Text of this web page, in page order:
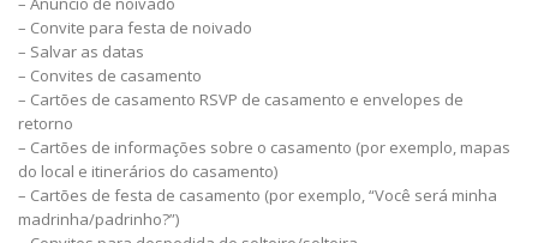
– Convite para festa de noivado
– Salvar as datas
– Convites de casamento
– Cartões de casamento RSVP de casamento e envelopes de
retorno
– Cartões de informações sobre o casamento (por exemplo, mapas
do local e itinerários do casamento)
– Cartões de festa de casamento (por exemplo, “Você será minha
madrinha/padrinho?”)